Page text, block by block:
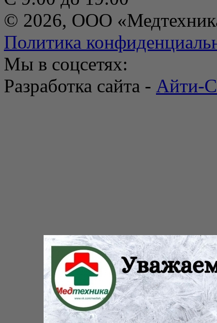
© 2026, ООО
Политика
Мы в соцсетях:
Разработка сайта - Айти-